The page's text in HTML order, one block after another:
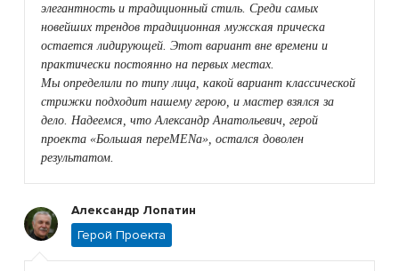
элегантность и традиционный стиль. Среди самых
новейших трендов традиционная мужская прическа
остается лидирующей. Этот вариант вне времени и
практически постоянно на первых местах.
Мы определили по типу лица, какой вариант классической
стрижки подходит нашему герою, и мастер взялся за
дело. Надеемся, что Александр Анатольевич, герой
проекта «Большая переMENа», остался доволен
результатом.
Александр Лопатин
Герой Проекта